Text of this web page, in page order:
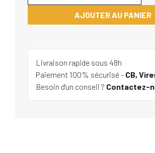
AJOUTER AU PANIER
Livraison rapide sous 48h
Paiement 100% sécurisé - CB,
Besoin d'un conseil ? Contactez-